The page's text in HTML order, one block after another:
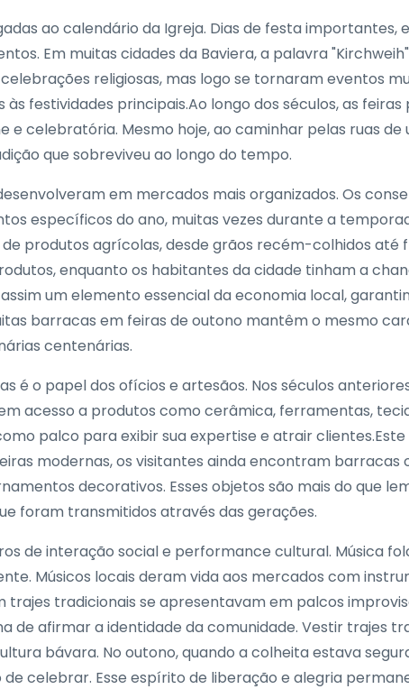
ao calendário da Igreja. Dias de festa importantes,
Em muitas cidades da Baviera, a palavra
religiosas, mas logo se tornaram eventos
festividades principais.Ao longo dos séculos, as
e celebratória. Mesmo hoje, ao caminhar pelas ruas
que sobreviveu ao longo do tempo.
em mercados mais organizados. Os
específicos do ano, muitas vezes durante a
produtos agrícolas, desde grãos recém-colhidos até
enquanto os habitantes da cidade tinham a
um elemento essencial da economia local,
barracas em feiras de outono mantêm o mesmo
centenárias.
é o papel dos ofícios e artesãos. Nos séculos
acesso a produtos como cerâmica, ferramentas,
palco para exibir sua expertise e atrair
modernas, os visitantes ainda encontram
decorativos. Esses objetos são mais do que
foram transmitidos através das gerações.
de interação social e performance cultural. Música
Músicos locais deram vida aos mercados com
trajes tradicionais se apresentavam em palcos
afirmar a identidade da comunidade. Vestir trajes
bávara. No outono, quando a colheita estava
celebrar. Esse espírito de liberação e alegria